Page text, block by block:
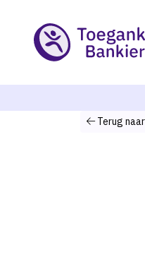
Terug